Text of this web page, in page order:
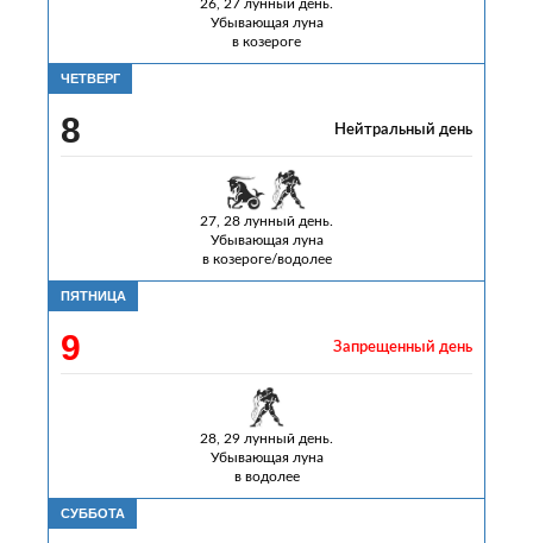
26, 27 лунный день.
Убывающая луна
в козероге
ЧЕТВЕРГ
8 Нейтральный день
27, 28 лунный день.
Убывающая луна
в козероге/водолее
ПЯТНИЦА
9 Запрещенный день
28, 29 лунный день.
Убывающая луна
в водолее
СУББОТА